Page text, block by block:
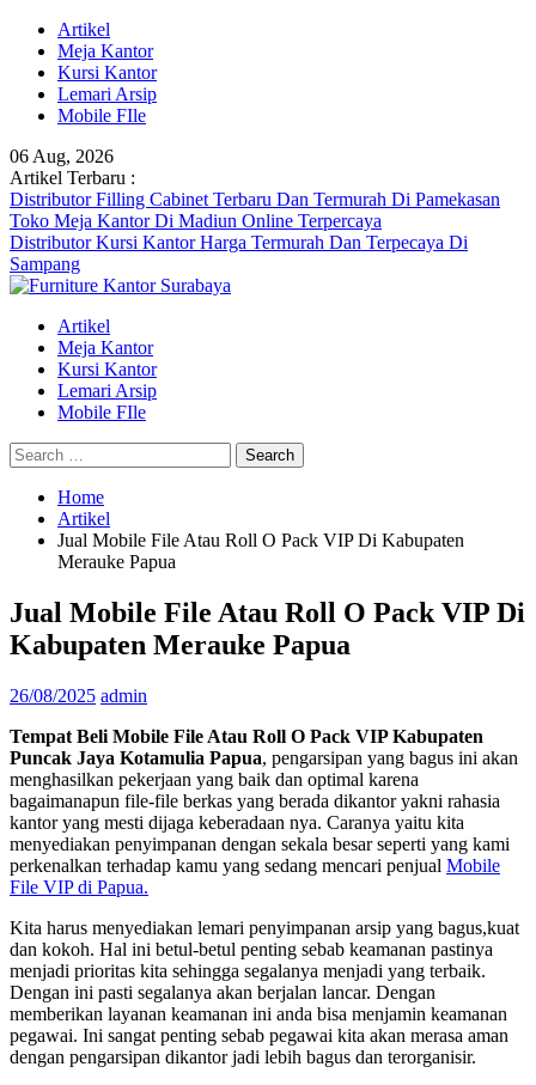
Skip
content
Artikel
Meja Kantor
Kursi Kantor
Lemari Arsip
Mobile FIle
06 Aug, 2026
Artikel Terbaru :
Distributor Filling Cabinet Terbaru Dan Termurah Di Pamekasan
Toko Meja Kantor Di Madiun Online Terpercaya
Distributor Kursi Kantor Harga Termurah Dan Terpecaya Di
Sampang
Artikel
Meja Kantor
Kursi Kantor
Lemari Arsip
Mobile FIle
Search
for:
Home
Artikel
Jual Mobile File Atau Roll O Pack VIP Di Kabupaten
Merauke Papua
Jual Mobile File Atau Roll O Pack VIP Di
Kabupaten Merauke Papua
26/08/2025 admin
Tempat Beli Mobile File Atau Roll O Pack VIP Kabupaten
Puncak Jaya Kotamulia Papua, pengarsipan yang bagus ini akan
menghasilkan pekerjaan yang baik dan optimal karena
bagaimanapun file-file berkas yang berada dikantor yakni rahasia
kantor yang mesti dijaga keberadaan nya. Caranya yaitu kita
menyediakan penyimpanan dengan sekala besar seperti yang kami
perkenalkan terhadap kamu yang sedang mencari penjual Mobile
File VIP di Papua.
Kita harus menyediakan lemari penyimpanan arsip yang bagus,kuat
dan kokoh. Hal ini betul-betul penting sebab keamanan pastinya
menjadi prioritas kita sehingga segalanya menjadi yang terbaik.
Dengan ini pasti segalanya akan berjalan lancar. Dengan
memberikan layanan keamanan ini anda bisa menjamin keamanan
pegawai. Ini sangat penting sebab pegawai kita akan merasa aman
dengan pengarsipan dikantor jadi lebih bagus dan terorganisir.